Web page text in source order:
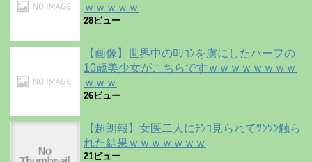
ｗｗｗｗｗ
28ビュー
【画像】世界中のﾛﾘｺﾝを虜にしたハーフの
10歳美少女がこちらですｗｗｗｗｗｗｗｗ
ｗｗｗ
26ビュー
【超朗報】女医二人にﾁﾝｺ見られてﾂﾝﾂﾝ触ら
れた結果ｗｗｗｗｗｗｗ
21ビュー